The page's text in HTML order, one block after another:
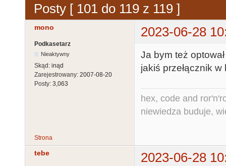
Posty [ 101 do 119 z 119 ]
mono 2023-06-28
Podkasetarz
Nieaktywny
Skąd: inąd
Zarejestrowany: 2007-08-20
Posty: 3,063
Ja bym też
jakiś przełącznik
hex, code and
niewiedza buduje,
Strona
tebe 2023-06-28